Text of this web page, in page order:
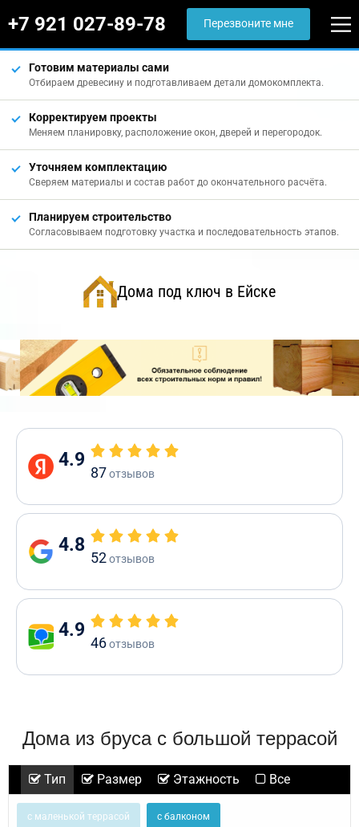
+7 921 027-89-78 Перезвоните мне
Готовим материалы сами
Отбираем древесину и подготавливаем детали домокомплекта.
Корректируем проекты
Меняем планировку, расположение окон, дверей и перегородок.
Уточняем комплектацию
Сверяем материалы и состав работ до окончательного расчёта.
Планируем строительство
Согласовываем подготовку участка и последовательность этапов.
Дома под ключ в Ейске
4.9
87отзывов
4.8
52отзывов
4.9
46отзывов
Дома из бруса с большой террасой
Тип Размер Этажность Все
с маленькой террасой с балконом